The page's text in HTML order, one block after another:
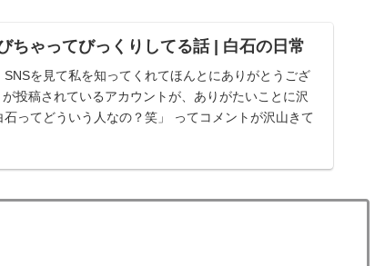
ちゃってびっくりしてる話 | 白石の日常
を見て私を知ってくれてほんとにありがとうござ
投稿されているアカウントが、ありがたいことに沢
ってどういう人なの？笑」 ってコメントが沢山きて